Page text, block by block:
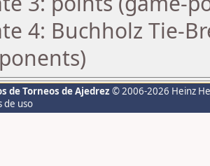
4: Buchholz Tie-
de Torneos de Ajedrez © 2006-2026 Heinz
de uso